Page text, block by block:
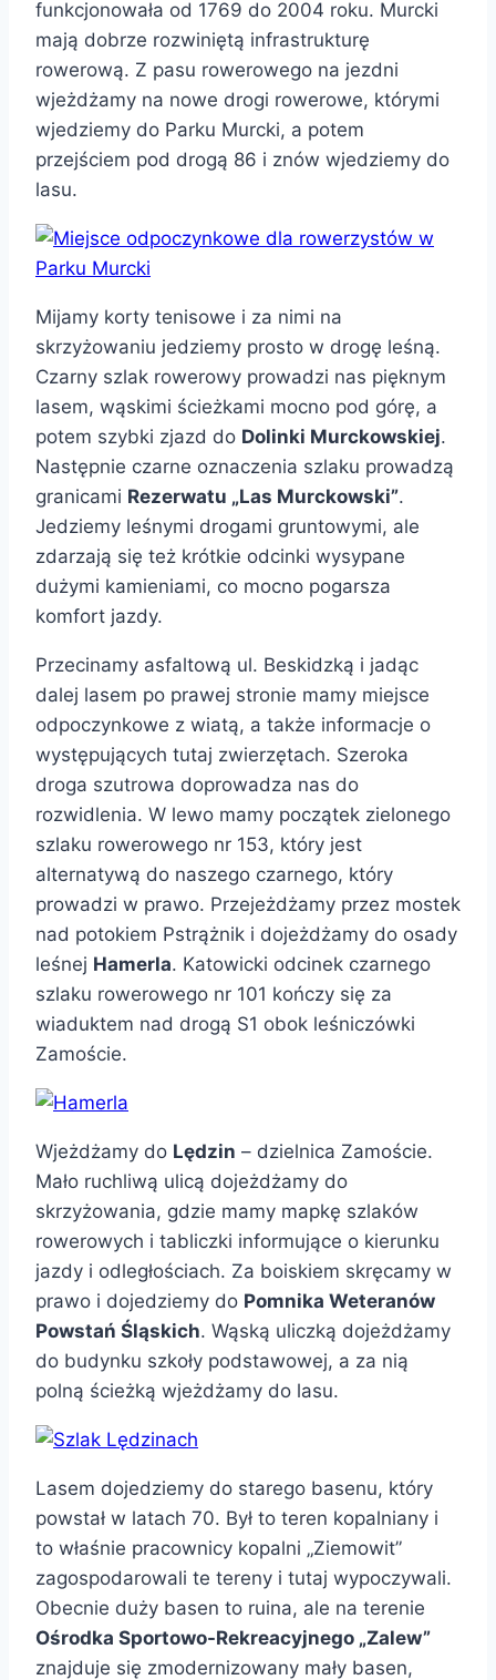
funkcjonowała od 1769 do 2004 roku. Murcki
mają dobrze rozwiniętą infrastrukturę
rowerową. Z pasu rowerowego na jezdni
wjeżdżamy na nowe drogi rowerowe, którymi
wjedziemy do Parku Murcki, a potem
przejściem pod drogą 86 i znów wjedziemy do
lasu.
Mijamy korty tenisowe i za nimi na
skrzyżowaniu jedziemy prosto w drogę leśną.
Czarny szlak rowerowy prowadzi nas pięknym
lasem, wąskimi ścieżkami mocno pod górę, a
potem szybki zjazd do Dolinki Murckowskiej.
Następnie czarne oznaczenia szlaku prowadzą
granicami Rezerwatu „Las Murckowski”.
Jedziemy leśnymi drogami gruntowymi, ale
zdarzają się też krótkie odcinki wysypane
dużymi kamieniami, co mocno pogarsza
komfort jazdy.
Przecinamy asfaltową ul. Beskidzką i jadąc
dalej lasem po prawej stronie mamy miejsce
odpoczynkowe z wiatą, a także informacje o
występujących tutaj zwierzętach. Szeroka
droga szutrowa doprowadza nas do
rozwidlenia. W lewo mamy początek zielonego
szlaku rowerowego nr 153, który jest
alternatywą do naszego czarnego, który
prowadzi w prawo. Przejeżdżamy przez mostek
nad potokiem Pstrążnik i dojeżdżamy do osady
leśnej Hamerla. Katowicki odcinek czarnego
szlaku rowerowego nr 101 kończy się za
wiaduktem nad drogą S1 obok leśniczówki
Zamoście.
Wjeżdżamy do Lędzin – dzielnica Zamoście.
Mało ruchliwą ulicą dojeżdżamy do
skrzyżowania, gdzie mamy mapkę szlaków
rowerowych i tabliczki informujące o kierunku
jazdy i odległościach. Za boiskiem skręcamy w
prawo i dojedziemy do Pomnika Weteranów
Powstań Śląskich. Wąską uliczką dojeżdżamy
do budynku szkoły podstawowej, a za nią
polną ścieżką wjeżdżamy do lasu.
Lasem dojedziemy do starego basenu, który
powstał w latach 70. Był to teren kopalniany i
to właśnie pracownicy kopalni „Ziemowit”
zagospodarowali te tereny i tutaj wypoczywali.
Obecnie duży basen to ruina, ale na terenie
Ośrodka Sportowo-Rekreacyjnego „Zalew”
znajduje się zmodernizowany mały basen,